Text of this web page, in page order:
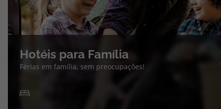
Hotéis para Família
Férias em família, sem preocupações!